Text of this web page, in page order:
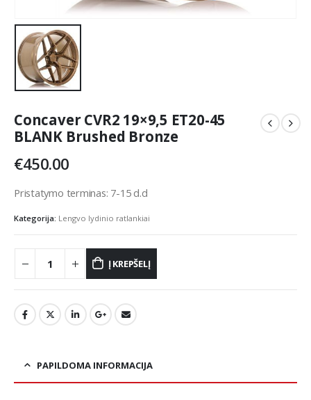
Concaver CVR2 19×9,5 ET20-45
BLANK Brushed Bronze
€450.00
Pristatymo terminas: 7-15 d.d
Kategorija: Lengvo lydinio ratlankiai
Į KREPŠELĮ
PAPILDOMA INFORMACIJA